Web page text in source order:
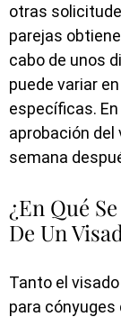
otras
parejas
cabo de unos
puede variar
específicas.
aprobación
semana
¿En Qué
De Un
Tanto el
para